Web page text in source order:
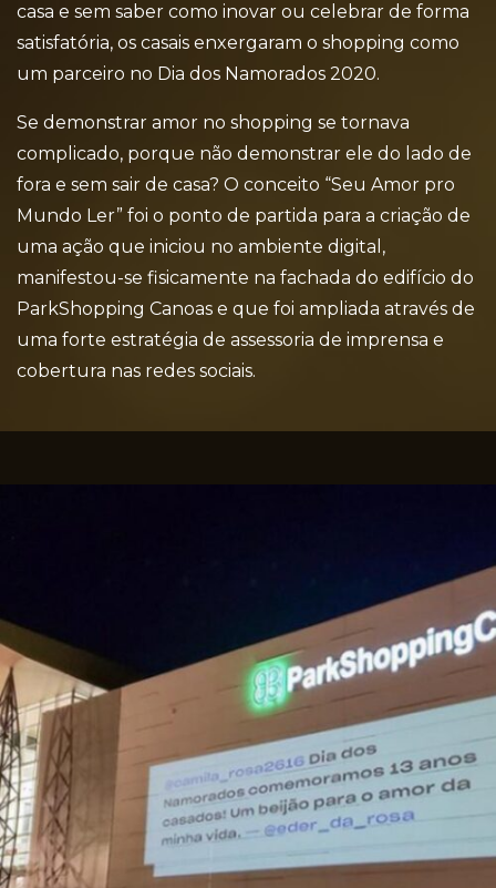
casa e sem saber como inovar ou celebrar de forma
satisfatória, os casais enxergaram o shopping como
um parceiro no Dia dos Namorados 2020.
Se demonstrar amor no shopping se tornava
complicado, porque não demonstrar ele do lado de
fora e sem sair de casa? O conceito “Seu Amor pro
Mundo Ler” foi o ponto de partida para a criação de
uma ação que iniciou no ambiente digital,
manifestou-se fisicamente na fachada do edifício do
ParkShopping Canoas e que foi ampliada através de
uma forte estratégia de assessoria de imprensa e
cobertura nas redes sociais.